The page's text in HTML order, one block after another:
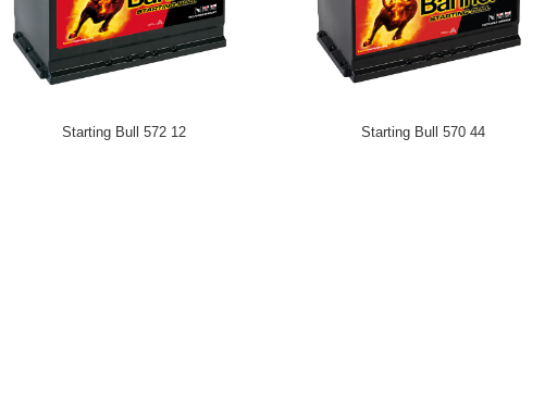
Starting Bull 572 12 Starting Bull 570 44